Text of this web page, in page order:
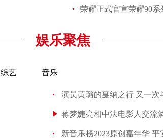
娱乐聚焦
综艺 音乐
演员黄璐的戛纳之行 又一次
蒋梦婕亮相中法电影人交流
新音乐榜2023原创嘉年华